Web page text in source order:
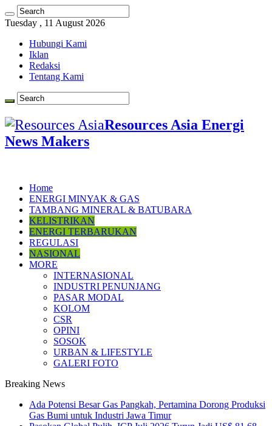
Tuesday , 11 August 2026
Hubungi Kami
Iklan
Redaksi
Tentang Kami
Resources Asia Energi
News Makers
Home
ENERGI MINYAK & GAS
TAMBANG MINERAL & BATUBARA
KELISTRIKAN
ENERGI TERBARUKAN
REGULASI
NASIONAL
MORE
INTERNASIONAL
INDUSTRI PENUNJANG
PASAR MODAL
KOLOM
CSR
OPINI
SOSOK
URBAN & LIFESTYLE
GALERI FOTO
Breaking News
Ada Potensi Besar Gas Pangkah, Pertamina Dorong Produksi
Gas Bumi untuk Industri Jawa Timur